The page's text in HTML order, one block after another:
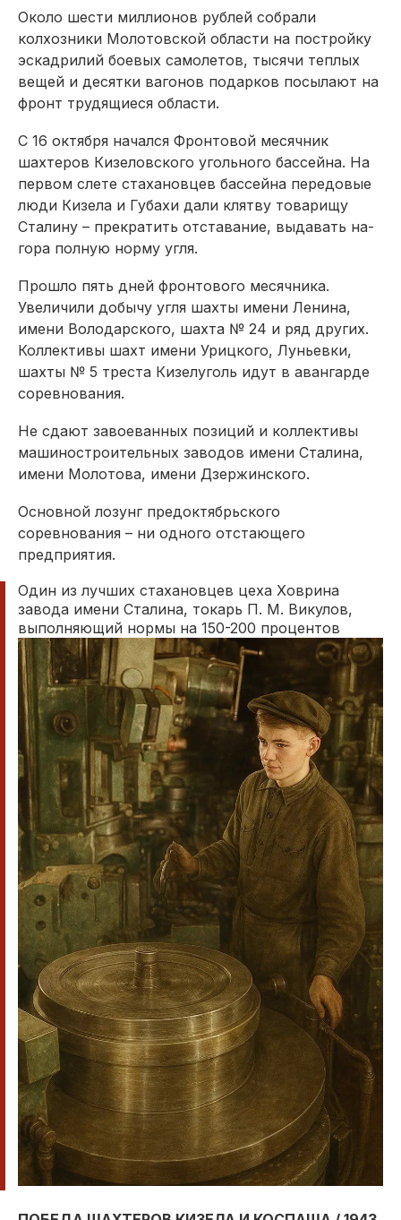
Около шести миллионов рублей собрали
колхозники Молотовской области на постройку
эскадрилий боевых самолетов, тысячи теплых
вещей и десятки вагонов подарков посылают на
фронт трудящиеся области.
С 16 октября начался Фронтовой месячник
шахтеров Кизеловского угольного бассейна. На
первом слете стахановцев бассейна передовые
люди Кизела и Губахи дали клятву товарищу
Сталину – прекратить отставание, выдавать на-
гора полную норму угля.
Прошло пять дней фронтового месячника.
Увеличили добычу угля шахты имени Ленина,
имени Володарского, шахта № 24 и ряд других.
Коллективы шахт имени Урицкого, Луньевки,
шахты № 5 треста Кизелуголь идут в авангарде
соревнования.
Не сдают завоеванных позиций и коллективы
машиностроительных заводов имени Сталина,
имени Молотова, имени Дзержинского.
Основной лозунг предоктябрьского
соревнования – ни одного отстающего
предприятия.
Один из лучших стахановцев цеха Ховрина
завода имени Сталина, токарь П. М. Викулов,
выполняющий нормы на 150-200 процентов